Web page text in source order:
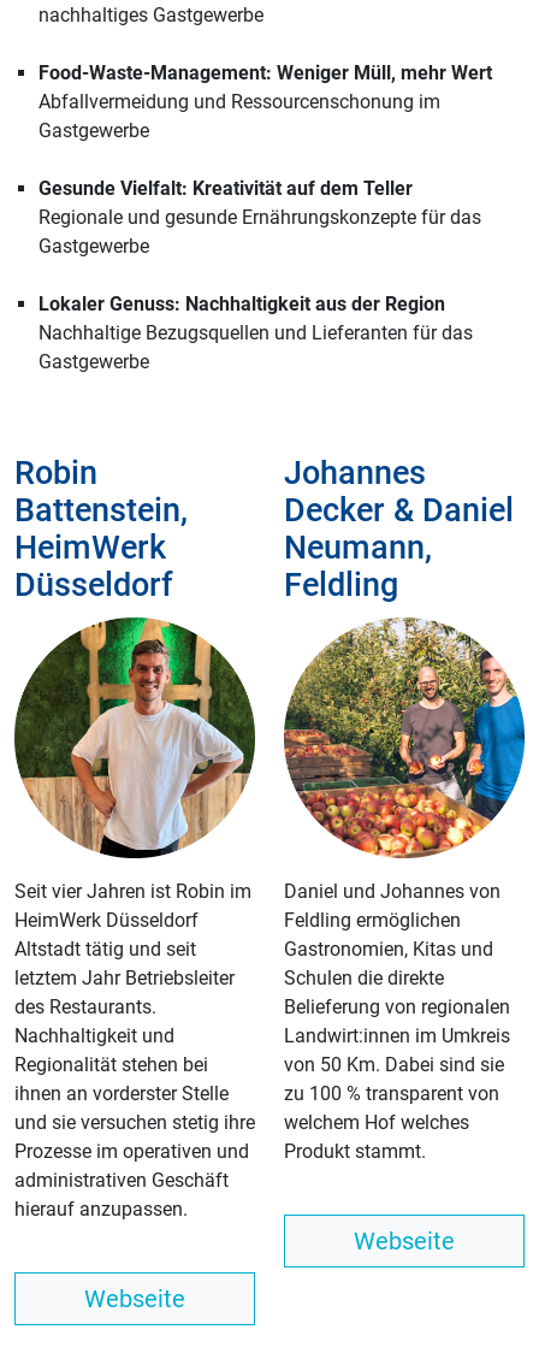
nachhaltiges Gastgewerbe
Food-Waste-Management: Weniger Müll, mehr Wert
Abfallvermeidung und Ressourcenschonung im
Gastgewerbe
Gesunde Vielfalt: Kreativität auf dem Teller
Regionale und gesunde Ernährungskonzepte für das
Gastgewerbe
Lokaler Genuss: Nachhaltigkeit aus der Region
Nachhaltige Bezugsquellen und Lieferanten für das
Gastgewerbe
Robin
Battenstein,
HeimWerk
Düsseldorf
Seit vier Jahren ist Robin im
HeimWerk Düsseldorf
Altstadt tätig und seit
letztem Jahr Betriebsleiter
des Restaurants.
Nachhaltigkeit und
Regionalität stehen bei
ihnen an vorderster Stelle
und sie versuchen stetig ihre
Prozesse im operativen und
administrativen Geschäft
hierauf anzupassen.
Webseite
Johannes
Decker & Daniel
Neumann,
Feldling
­­­­­­­­­­­­­­­­­­Daniel und Johannes von
Feldling ermöglichen
Gastronomien, Kitas und
Schulen die direkte
Belieferung von regionalen
Landwirt:innen im Umkreis
von 50 Km. Dabei sind sie
zu 100 % transparent von
welchem Hof welches
Produkt stammt.
Webseite